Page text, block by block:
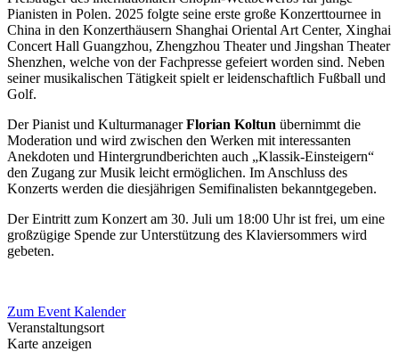
Pianisten in Polen. 2025 folgte seine erste große Konzerttournee in
China in den Konzerthäusern Shanghai Oriental Art Center, Xinghai
Concert Hall Guangzhou, Zhengzhou Theater und Jingshan Theater
Shenzhen, welche von der Fachpresse gefeiert worden sind. Neben
seiner musikalischen Tätigkeit spielt er leidenschaftlich Fußball und
Golf.
Der Pianist und KulturmanagerFlorian Koltun übernimmt die
Moderation und wird zwischen den Werken mit interessanten
Anekdoten und Hintergrundberichten auch „Klassik-Einsteigern“
den Zugang zur Musik leicht ermöglichen. Im Anschluss des
Konzerts werden die diesjährigen Semifinalisten bekanntgegeben.
Der Eintritt zum Konzert am 30. Juli um 18:00 Uhr ist frei, um eine
großzügige Spende zur Unterstützung des Klaviersommers wird
gebeten.
Zum Event Kalender
Veranstaltungsort
Karte anzeigen